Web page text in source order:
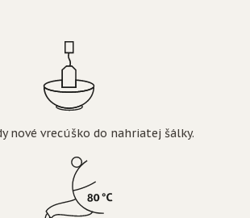
nové vrecúško do nahriatej šálky.